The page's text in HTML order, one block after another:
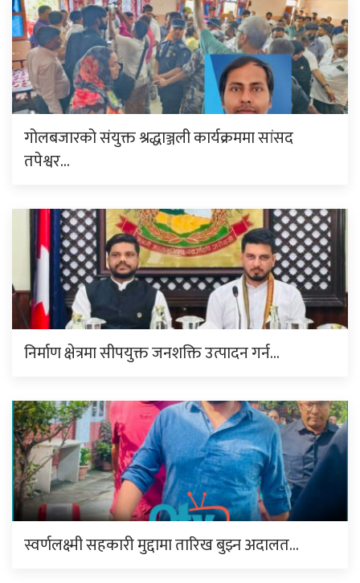
गोलबजारको संयुक्त श्रद्धाञ्जली कार्यक्रममा सांसद
तपेश्वर…
निर्माण क्षेत्रमा सीपयुक्त जनशक्ति उत्पादन गर्न…
स्वर्णलक्ष्मी सहकारी मुद्दामा तारिख बुझ्न अदालत…